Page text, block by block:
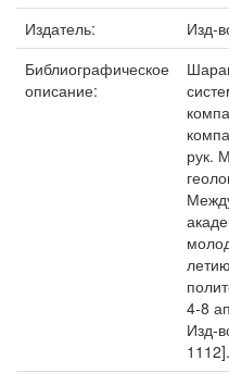
Издатель:
Изд-
Библиографическое
описание:
рук.
4-8
Изд-
1112].